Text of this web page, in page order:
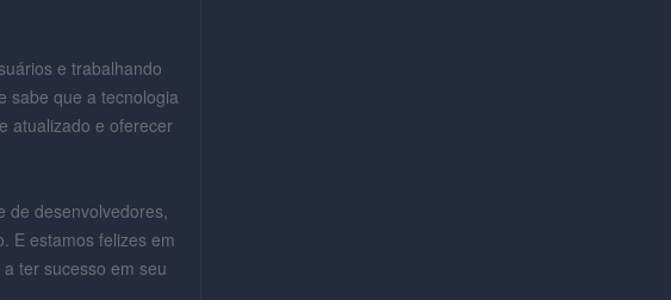
e trabalhando
sabe que a tecnologia
atualizado e oferecer
de desenvolvedores,
E estamos felizes em
ter sucesso em seu